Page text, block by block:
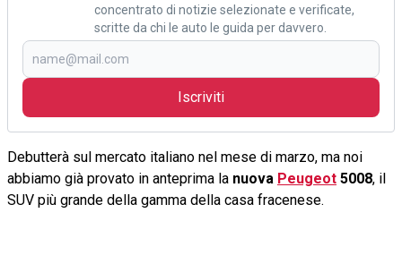
concentrato di notizie selezionate e verificate,
scritte da chi le auto le guida per davvero.
Iscriviti
Debutterà sul mercato italiano nel mese di marzo, ma noi
abbiamo già provato in anteprima la nuova Peugeot 5008, il
SUV più grande della gamma della casa fracenese.